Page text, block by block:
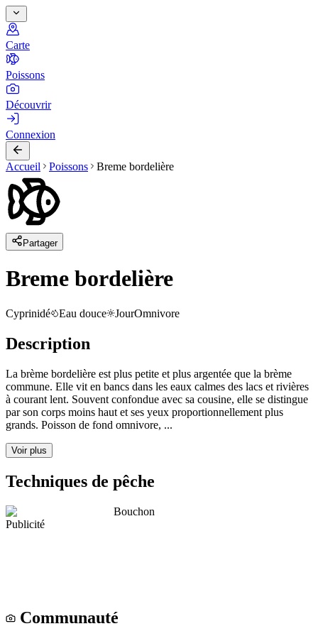
Carte
Poissons
Découvrir
Connexion
Accueil Poissons Breme bordelière
Partager
Breme bordelière
Cyprinidé Eau douce JourOmnivore
Description
La brème bordelière est plus petite et plus argentée que la brème
commune. Elle vit en bancs dans les eaux calmes des lacs et rivières
à courant lent. Souvent confondue avec sa cousine, elle se distingue
par son corps moins haut et ses yeux proportionnellement plus
grands. Poisson de fond omnivore, ...
Voir plus
Techniques de pêche
Bouchon
Publicité
Communauté